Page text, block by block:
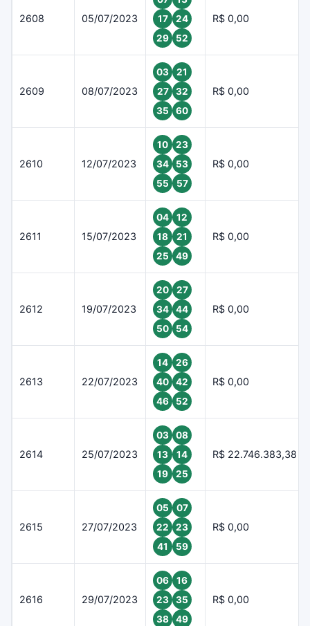
2608 05/07/2023
17
24
29
52
R$ 0,00
2609 08/07/2023
03
21
27
32
35
60
R$ 0,00
2610 12/07/2023
10
23
34
53
55
57
R$ 0,00
2611 15/07/2023
04
12
18
21
25
49
R$ 0,00
2612 19/07/2023
20
27
34
44
50
54
R$ 0,00
2613 22/07/2023
14
26
40
42
46
52
R$ 0,00
2614 25/07/2023
03
08
13
14
19
25
R$ 22.746.383,38
2615 27/07/2023
05
07
22
23
41
59
R$ 0,00
2616 29/07/2023
06
16
23
35
38
49
R$ 0,00